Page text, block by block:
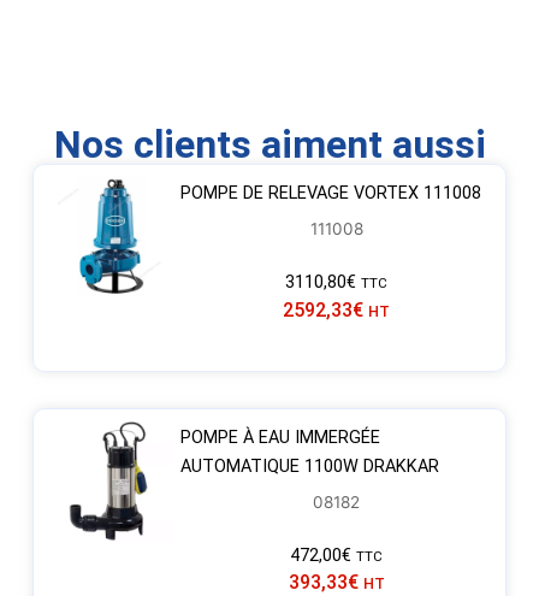
Nos clients aiment aussi
POMPE DE RELEVAGE VORTEX 111008
111008
3110,80€ TTC
2592,33€ HT
POMPE À EAU IMMERGÉE
AUTOMATIQUE 1100W DRAKKAR
08182
472,00€ TTC
393,33€ HT